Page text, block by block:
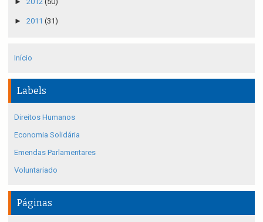
► 2011 (31)
Início
Labels
Direitos Humanos
Economia Solidária
Emendas Parlamentares
Voluntariado
Páginas